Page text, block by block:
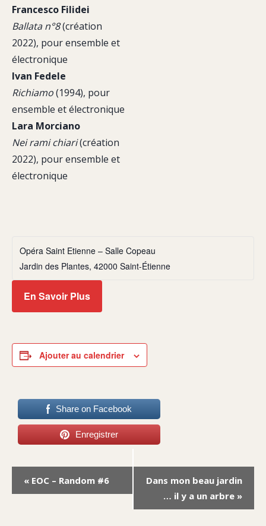
Francesco Filidei
Ballata n°8(création
2022), pour ensemble et
électronique
Ivan Fedele
Richiamo(1994), pour
ensemble et électronique
Lara Morciano
Nei rami chiari(création
2022), pour ensemble et
électronique
Opéra Saint Etienne – Salle Copeau
Jardin des Plantes, 42000 Saint-Étienne
En Savoir Plus
Ajouter au calendrier
Share on Facebook
Enregistrer
Navigation
Évènement
« EOC – Random #6
Dans mon beau jardin
… il y a un arbre »